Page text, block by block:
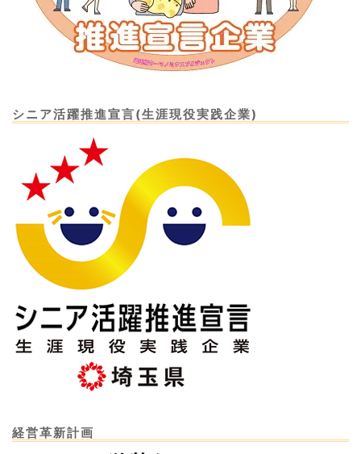
シニア活躍推進宣言(生涯現役実践企業)
経営革新計画